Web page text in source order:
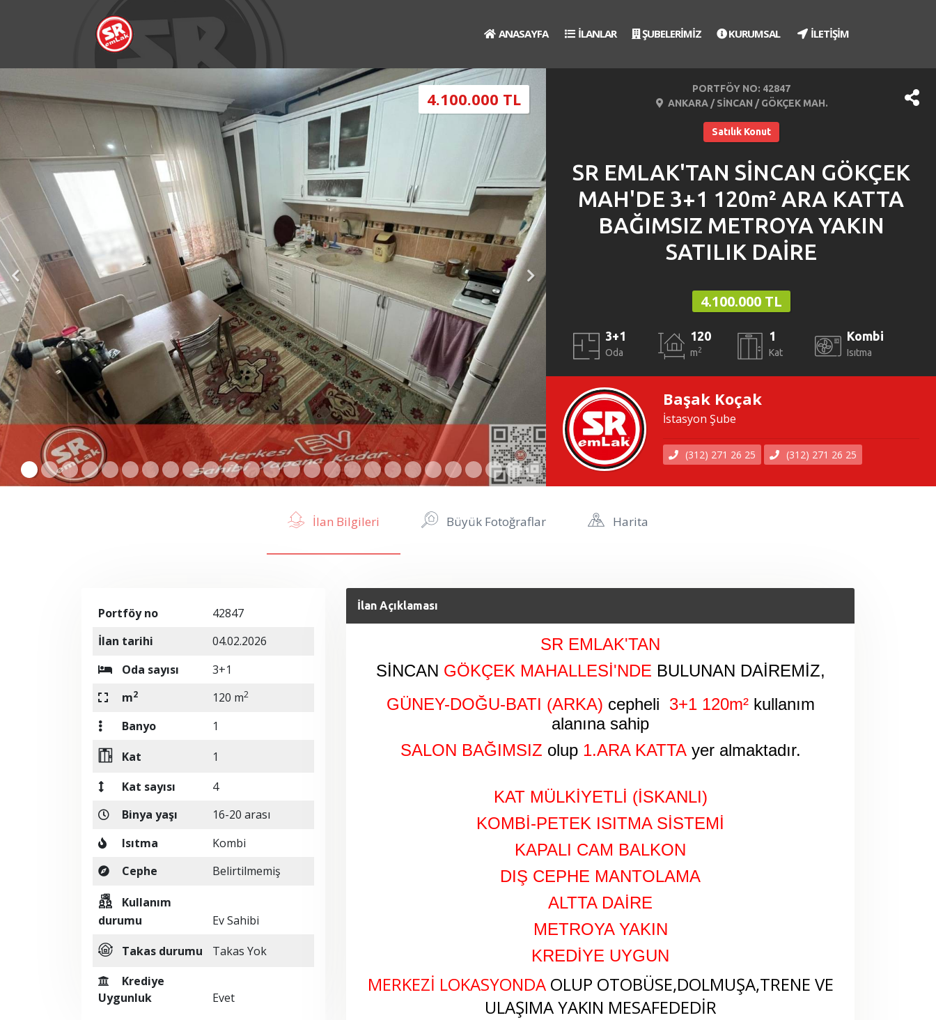
ANASAYFA İLANLAR ŞUBELERİMİZ KURUMSAL İLETİŞİM
4.100.000 TL
PORTFÖY NO: 42847
ANKARA / SİNCAN / GÖKÇEK MAH.
Satılık Konut
SR EMLAK'TAN SİNCAN GÖKÇEK
MAH'DE 3+1 120m² ARA KATTA
BAĞIMSIZ METROYA YAKIN
SATILIK DAİRE
4.100.000 TL
3+1
Oda
120
m2
1
Kat
Kombi
Isıtma
Başak Koçak
İstasyon Şube
(312) 271 26 25 (312) 271 26 25
İlan Bilgileri Büyük Fotoğraflar Harita
Portföy no
42847
İlan tarihi
04.02.2026
Oda sayısı
3+1
m2 120 m2
Banyo
1
Kat
1
Kat sayısı
4
Binya yaşı
16-20 arası
Isıtma
Kombi
Cephe
Belirtilmemiş
Kullanım
durumu
Ev Sahibi
Takas durumu
Takas Yok
Krediye
Uygunluk
Evet
İlan Açıklaması
SR EMLAK'TAN
SİNCAN GÖKÇEK MAHALLESİ'NDE BULUNAN DAİREMİZ,
GÜNEY-DOĞU-BATI (ARKA) cepheli 3+1 120m²kullanım
alanına sahip
SALON BAĞIMSIZ olup 1.ARA KATTA yer almaktadır.
KAT MÜLKİYETLİ (İSKANLI)
KOMBİ-PETEK ISITMA SİSTEMİ
KAPALI CAM BALKON
DIŞ CEPHE MANTOLAMA
ALTTA DAİRE
METROYA YAKIN
KREDİYE UYGUN
MERKEZİ LOKASYONDAOLUP OTOBÜSE,DOLMUŞA,TRENE VE
ULAŞIMA YAKIN MESAFEDEDİR